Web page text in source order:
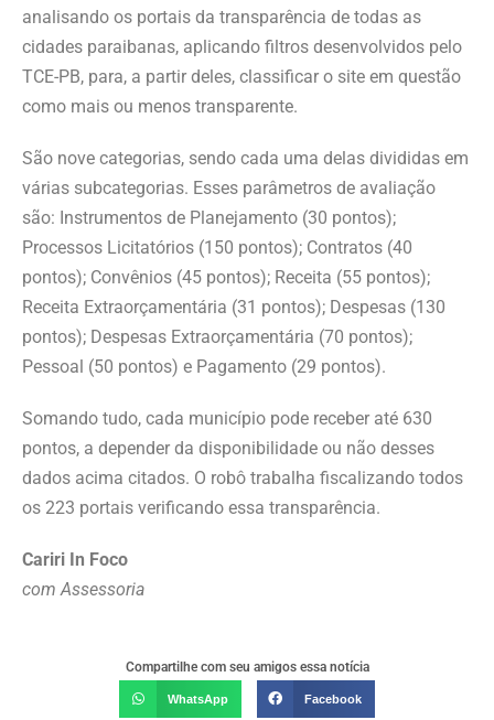
analisando os portais da transparência de todas as
cidades paraibanas, aplicando filtros desenvolvidos pelo
TCE-PB, para, a partir deles, classificar o site em questão
como mais ou menos transparente.
São nove categorias, sendo cada uma delas divididas em
várias subcategorias. Esses parâmetros de avaliação
são: Instrumentos de Planejamento (30 pontos);
Processos Licitatórios (150 pontos); Contratos (40
pontos); Convênios (45 pontos); Receita (55 pontos);
Receita Extraorçamentária (31 pontos); Despesas (130
pontos); Despesas Extraorçamentária (70 pontos);
Pessoal (50 pontos) e Pagamento (29 pontos).
Somando tudo, cada município pode receber até 630
pontos, a depender da disponibilidade ou não desses
dados acima citados. O robô trabalha fiscalizando todos
os 223 portais verificando essa transparência.
Cariri In Foco
com Assessoria
Compartilhe com seu amigos essa notícia
WhatsApp Facebook